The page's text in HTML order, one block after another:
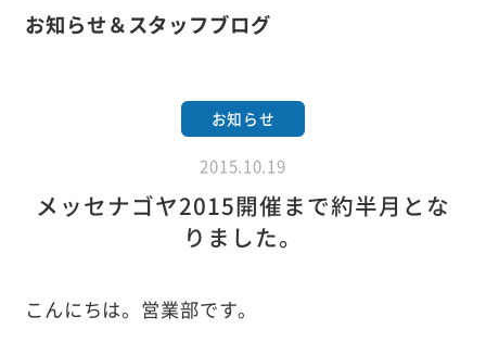
お知らせ＆スタッフブログ
お知らせ
2015.10.19
メッセナゴヤ2015開催まで約半月とな
りました。
こんにちは。営業部です。